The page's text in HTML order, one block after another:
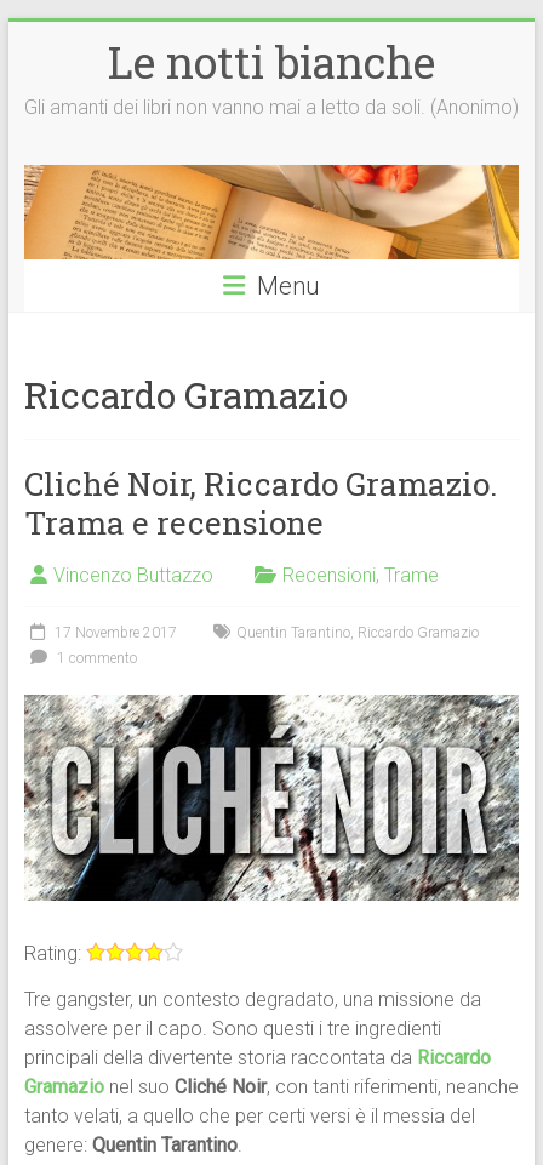
Le notti bianche
Gli amanti dei libri non vanno mai a letto da soli. (Anonimo)
Menu
Riccardo Gramazio
Cliché Noir, Riccardo Gramazio.
Trama e recensione
Vincenzo Buttazzo Recensioni, Trame
17 Novembre 2017 Quentin Tarantino, Riccardo Gramazio
1 commento
Rating:
Tre gangster, un contesto degradato, una missione da
assolvere per il capo. Sono questi i tre ingredienti
principali della divertente storia raccontata da Riccardo
Gramazionel suo Cliché Noir, con tanti riferimenti, neanche
tanto velati, a quello che per certi versi è il messia del
genere: Quentin Tarantino.